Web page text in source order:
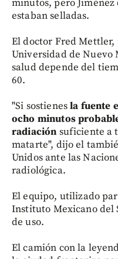
minutos, pero Jiménez
estaban selladas.
El doctor Fred Mettler,
Universidad de Nuevo
salud depende del
60.
"Si sostienesla fuente
ocho minutos
radiación suficiente a
matarte", dijo el
Unidos ante las
radiológica.
El equipo, utilizado
Instituto Mexicano del
de uso.
El camión con la